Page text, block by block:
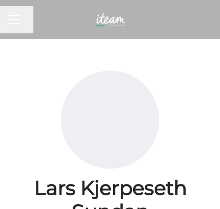
Lars Kjerpeseth